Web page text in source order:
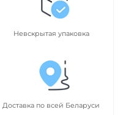
Невскрытая упаковка
Доставка по всей Беларуси